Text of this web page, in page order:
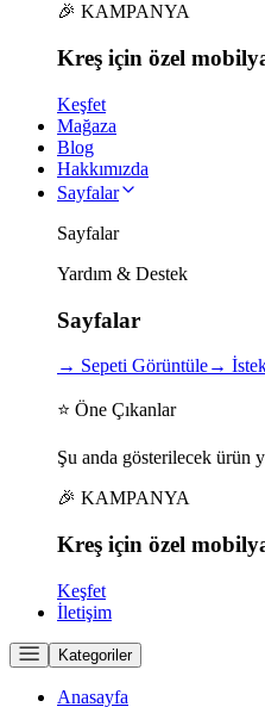
🎉 KAMPANYA
Kreş için özel
Keşfet
Mağaza
Blog
Hakkımızda
Sayfalar
Sayfalar
Yardım & Destek
Sayfalar
→ Sepeti Görüntüle→
⭐ Öne Çıkanlar
Şu anda gösterilecek ürün
🎉 KAMPANYA
Kreş için özel
Keşfet
İletişim
Kategoriler
Anasayfa